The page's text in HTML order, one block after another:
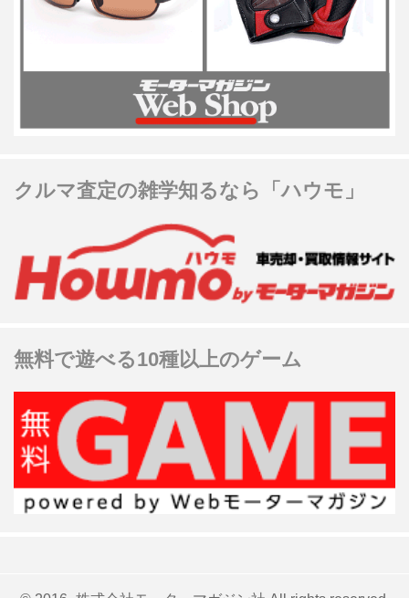
クルマ査定の雑学知るなら「ハウモ」
無料で遊べる10種以上のゲーム